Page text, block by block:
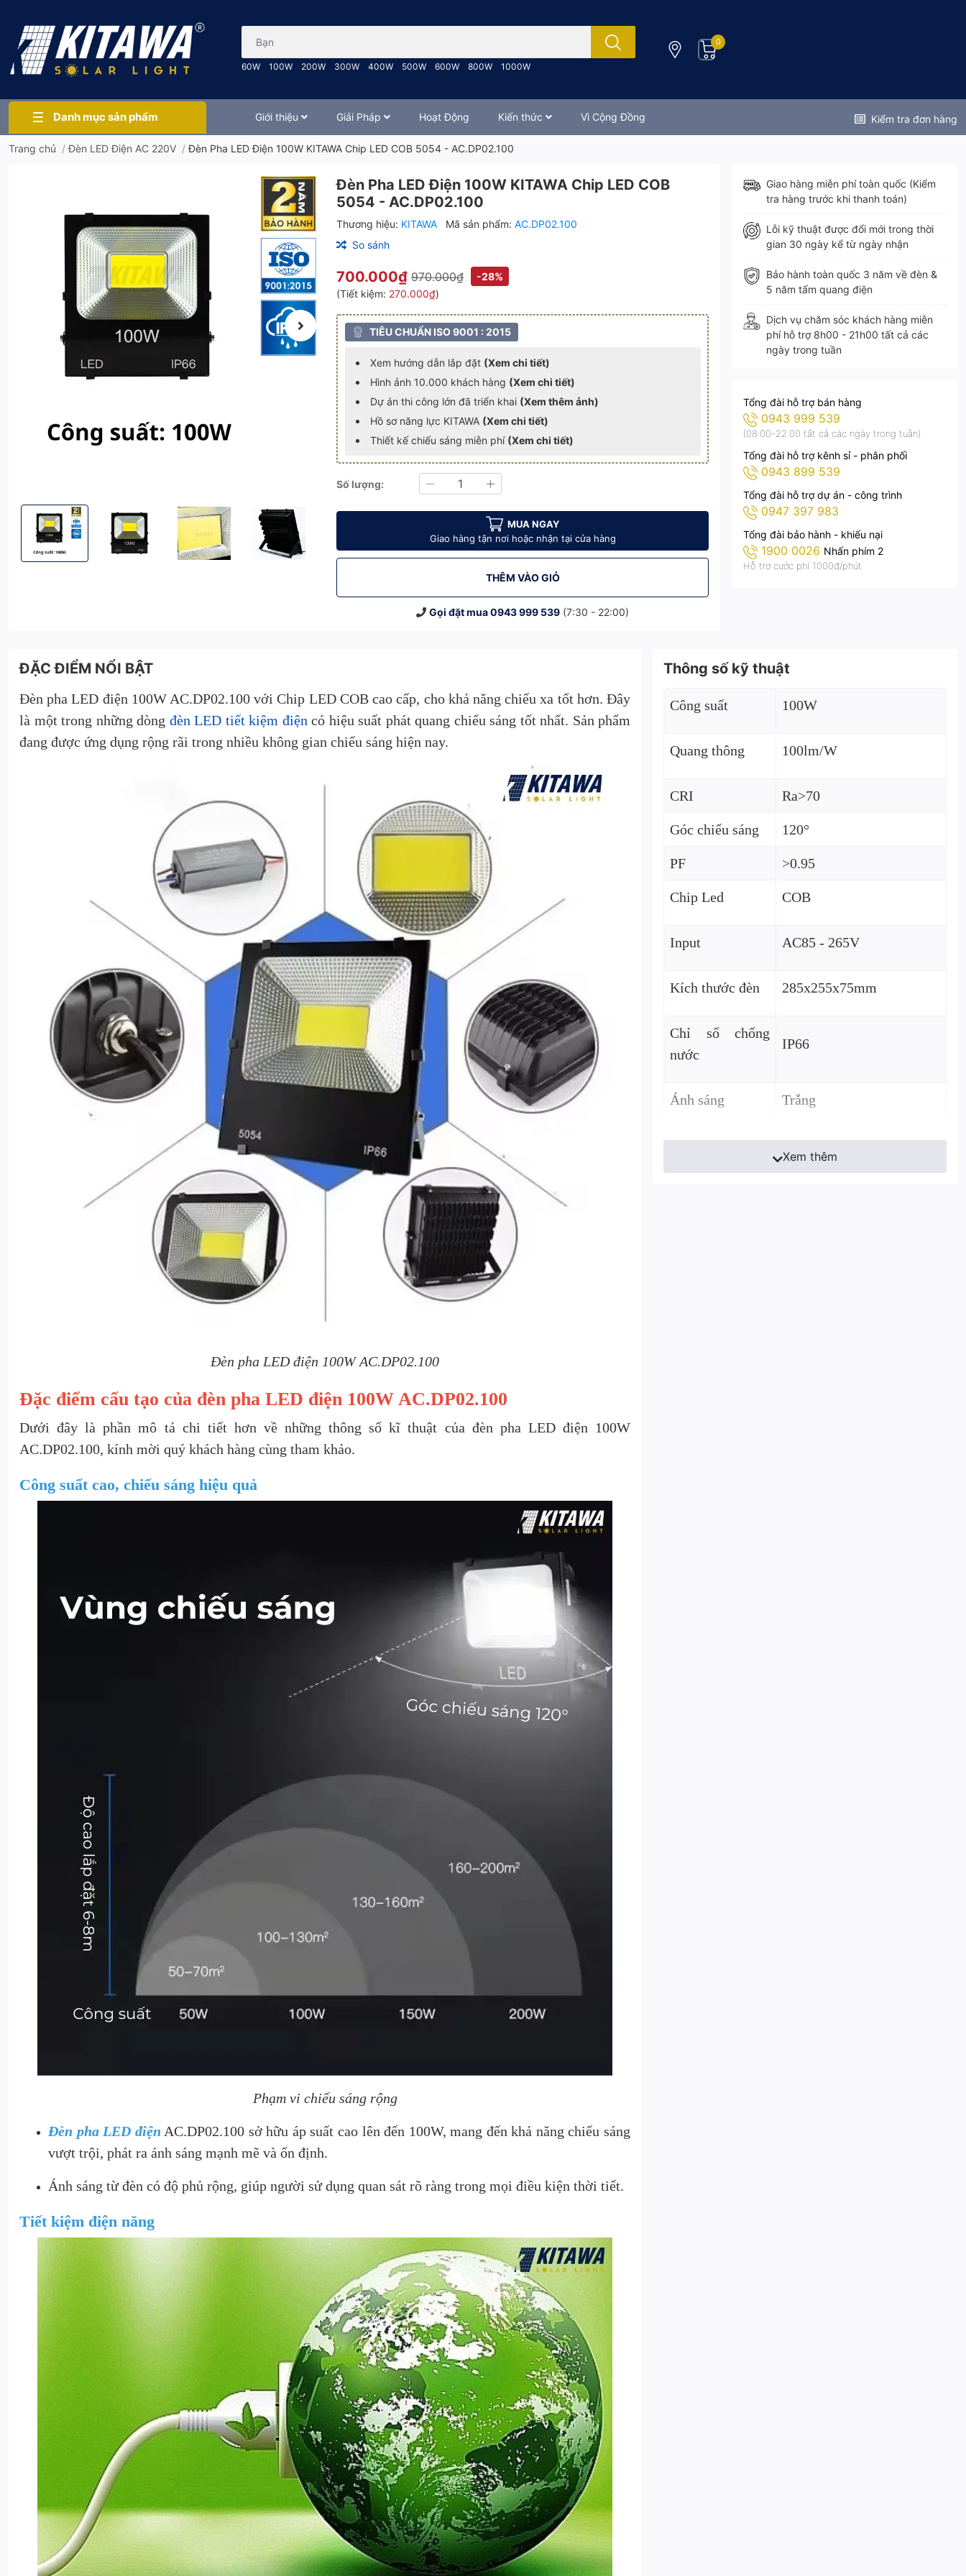
60W 100W 200W 300W 400W 500W 600W 800W 1000W
0
Danh mục sản phẩm Giới thiệu Giải Pháp Hoạt Động Kiến thức Vì Cộng Đồng Kiểm tra đơn hàng
Trang chủ /Đèn LED Điện AC 220V /Đèn Pha LED Điện 100W KITAWA Chip LED COB 5054 - AC.DP02.100
Đèn Pha LED Điện 100W KITAWA Chip LED COB 5054 - AC.DP02.100
Đèn Pha LED Điện 100W KITAWA Chip LED COB 5054 - AC.DP02.100
Đèn Pha LED Điện 100W KITAWA Chip LED COB 5054 - AC.DP02.100
Đèn Pha LED Điện 100W KITAWA Chip LED COB 5054 - AC.DP02.100
Đèn Pha LED Điện 100W KITAWA Chip LED COB 5054 - AC.DP02.100
Đèn Pha LED Điện 100W KITAWA Chip LED COB 5054 - AC.DP02.100
Đèn Pha LED Điện 100W KITAWA Chip LED COB 5054 - AC.DP02.100
Đèn Pha LED Điện 100W KITAWA Chip LED COB
5054 - AC.DP02.100
Thương hiệu: KITAWA Mã sản phẩm: AC.DP02.100
So sánh
700.000₫ 970.000₫
-28%
(Tiết kiệm: 270.000₫)
TIÊU CHUẨN ISO 9001 : 2015
Xem hướng dẫn lắp đặt (Xem chi tiết)
Hình ảnh 10.000 khách hàng (Xem chi tiết)
Dự án thi công lớn đã triển khai (Xem thêm ảnh)
Hồ sơ năng lực KITAWA (Xem chi tiết)
Thiết kế chiếu sáng miễn phí (Xem chi tiết)
Số lượng:
Giảm Tăng
MUA NGAY
Giao hàng tận nơi hoặc nhận tại cửa hàng
THÊM VÀO GIỎ
Gọi đặt mua0943 999 539 (7:30 - 22:00)
Giao hàng miễn phí toàn quốc (Kiểm
tra hàng trước khi thanh toán)
Lỗi kỹ thuật được đổi mới trong thời
gian 30 ngày kể từ ngày nhận
Bảo hành toàn quốc 3 năm về đèn &
5 năm tấm quang điện
Dịch vụ chăm sóc khách hàng miễn
phí hỗ trợ 8h00 - 21h00 tất cả các
ngày trong tuần
Tổng đài hỗ trợ bán hàng
0943 999 539
(08:00-22:00 tất cả các ngày trong tuần)
Tổng đài hỗ trợ kênh sỉ - phân phối
0943 899 539
Tổng đài hỗ trợ dự án - công trình
0947 397 983
Tổng đài bảo hành - khiếu nại
1900 0026 Nhấn phím 2
Hỗ trợ cước phí 1.000đ/phút
ĐẶC ĐIỂM NỔI BẬT
Đèn pha LED điện 100W AC.DP02.100 với Chip LED COB cao cấp, cho khả năng chiếu xa tốt hơn. Đây
là một trong những dòng đèn LED tiết kiệm điện có hiệu suất phát quang chiếu sáng tốt nhất. Sản phẩm
đang được ứng dụng rộng rãi trong nhiều không gian chiếu sáng hiện nay.
Đèn pha LED điện 100W AC.DP02.100
Đặc điểm cấu tạo của đèn pha LED điện 100W AC.DP02.100
Dưới đây là phần mô tả chi tiết hơn về những thông số kĩ thuật của đèn pha LED điện 100W
AC.DP02.100, kính mời quý khách hàng cùng tham khảo.
Công suất cao, chiếu sáng hiệu quả
Phạm vi chiếu sáng rộng
Đèn pha LED điện AC.DP02.100 sở hữu áp suất cao lên đến 100W, mang đến khả năng chiếu sáng
vượt trội, phát ra ánh sáng mạnh mẽ và ổn định.
Ánh sáng từ đèn có độ phủ rộng, giúp người sử dụng quan sát rõ ràng trong mọi điều kiện thời tiết.
Tiết kiệm điện năng
Thông số kỹ thuật
Công suất 100W
Quang thông 100lm/W
CRI Ra>70
Góc chiếu sáng 120°
PF >0.95
Chip Led COB
Input AC85 - 265V
Kích thước đèn 285x255x75mm
Chỉ số chống
nước
IP66
Ánh sáng Trắng
Xem thêm